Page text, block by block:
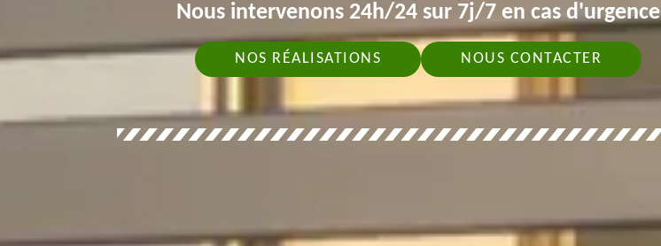
Nous intervenons 24h/24 sur 7j/7 en cas d'urgence
NOS RÉALISATIONS NOUS CONTACTER